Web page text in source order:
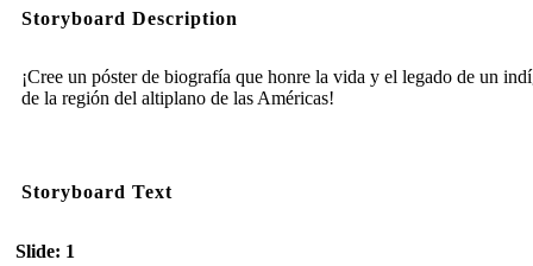
Storyboard Description
¡Cree un póster de biografía que honre la vida y el legado de un
de la región del altiplano de las Américas!
Storyboard Text
Slide: 1